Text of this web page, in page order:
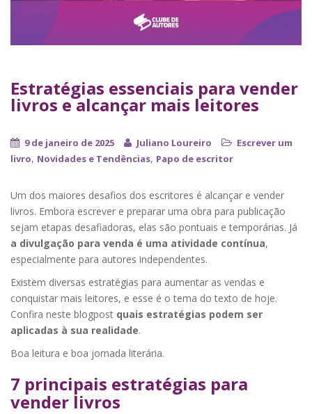
Estratégias essenciais para vender
livros e alcançar mais leitores
9 de janeiro de 2025 Juliano Loureiro
Escrever um
livro, Novidades e Tendências, Papo de escritor
Um dos maiores desafios dos escritores é alcançar e vender
livros. Embora escrever e preparar uma obra para publicação
sejam etapas desafiadoras, elas são pontuais e temporárias. Já
a divulgação para venda é uma atividade contínua,
especialmente para autores independentes.
Existem diversas estratégias para aumentar as vendas e
conquistar mais leitores, e esse é o tema do texto de hoje.
Confira neste blogpost quais estratégias podem ser
aplicadas à sua realidade.
Boa leitura e boa jornada literária.
7 principais estratégias para
vender livros